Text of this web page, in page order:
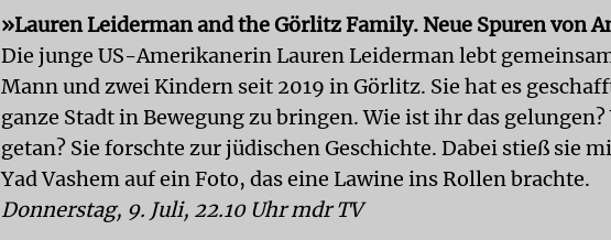
»Lauren Leiderman and the Görlitz Family. Neue Spuren von
Die junge US-Amerikanerin Lauren Leiderman lebt
Mann und zwei Kindern seit 2019 in Görlitz. Sie hat es
ganze Stadt in Bewegung zu bringen. Wie ist ihr das gelungen?
getan? Sie forschte zur jüdischen Geschichte. Dabei stieß sie
Yad Vashem auf ein Foto, das eine Lawine ins Rollen brachte.
Donnerstag, 9. Juli, 22.10 Uhr mdr TV